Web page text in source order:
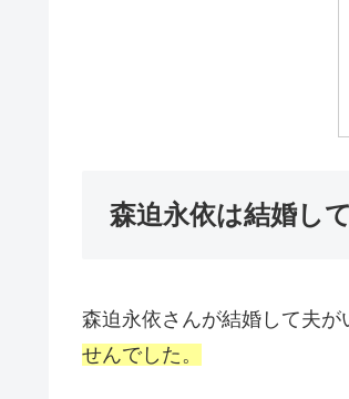
森迫永依は結婚し
森迫永依さんが結婚して夫が
せんでした。